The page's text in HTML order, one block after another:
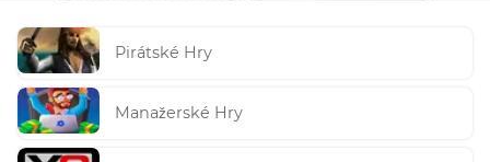
Pirátské Hry
Manažerské Hry